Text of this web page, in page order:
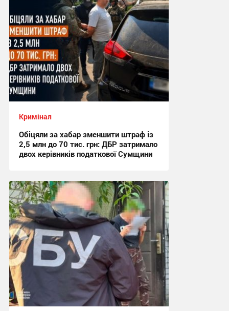
Кримінал
Обіцяли за хабар зменшити штраф із
2,5 млн до 70 тис. грн: ДБР затримало
двох керівників податкової Сумщини
17:42, 6.08.2026